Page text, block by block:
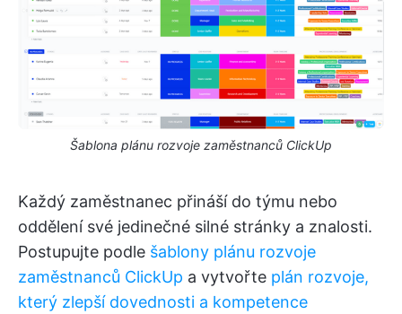
Šablona plánu rozvoje zaměstnanců ClickUp
Každý zaměstnanec přináší do týmu nebo
oddělení své jedinečné silné stránky a znalosti.
Postupujte podle šablony plánu rozvoje
zaměstnanců ClickUp a vytvořte plán rozvoje,
který zlepší dovednosti a kompetence